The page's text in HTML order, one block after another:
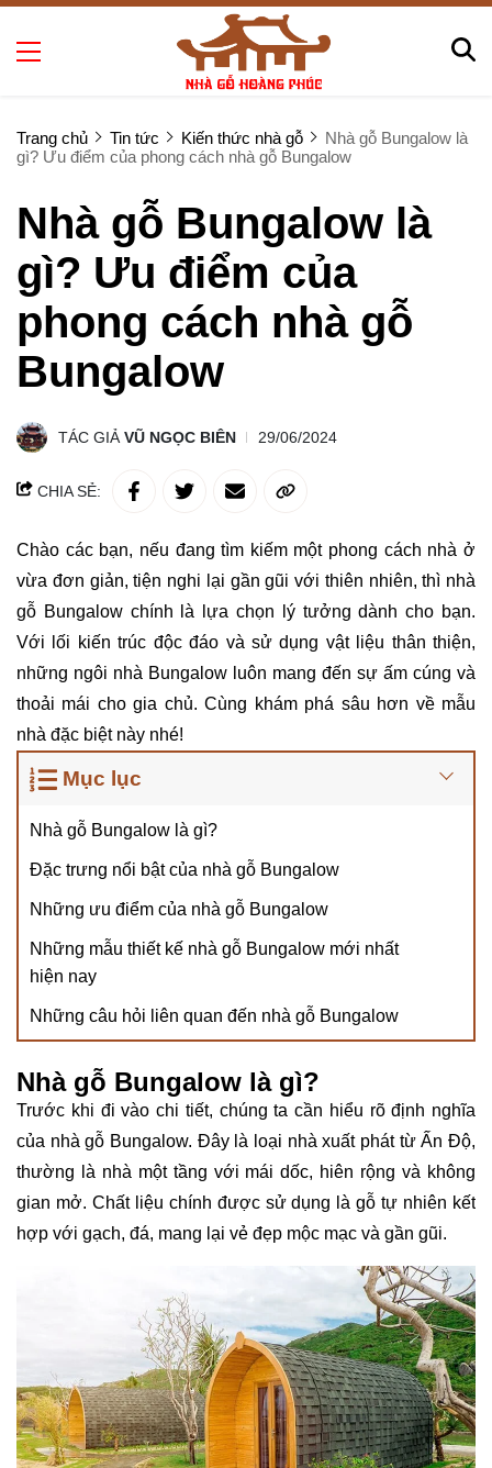
Trang chủ Tin tức Kiến thức nhà gỗ
Nhà gỗ Bungalow là
gì? Ưu điểm của phong cách nhà gỗ Bungalow
Nhà gỗ Bungalow là
gì? Ưu điểm của
phong cách nhà gỗ
Bungalow
TÁC GIẢVŨ NGỌC BIÊN 29/06/2024
CHIA SẺ:
Chào các bạn, nếu đang tìm kiếm một phong cách nhà ở
vừa đơn giản, tiện nghi lại gần gũi với thiên nhiên, thì nhà
gỗ Bungalow chính là lựa chọn lý tưởng dành cho bạn.
Với lối kiến trúc độc đáo và sử dụng vật liệu thân thiện,
những ngôi nhà Bungalow luôn mang đến sự ấm cúng và
thoải mái cho gia chủ. Cùng khám phá sâu hơn về mẫu
nhà đặc biệt này nhé!
Mục lục
Nhà gỗ Bungalow là gì?
Đặc trưng nổi bật của nhà gỗ Bungalow
Những ưu điểm của nhà gỗ Bungalow
Những mẫu thiết kế nhà gỗ Bungalow mới nhất
hiện nay
Những câu hỏi liên quan đến nhà gỗ Bungalow
Nhà gỗ Bungalow là gì?
Trước khi đi vào chi tiết, chúng ta cần hiểu rõ định nghĩa
của nhà gỗ Bungalow. Đây là loại nhà xuất phát từ Ấn Độ,
thường là nhà một tầng với mái dốc, hiên rộng và không
gian mở. Chất liệu chính được sử dụng là gỗ tự nhiên kết
hợp với gạch, đá, mang lại vẻ đẹp mộc mạc và gần gũi.